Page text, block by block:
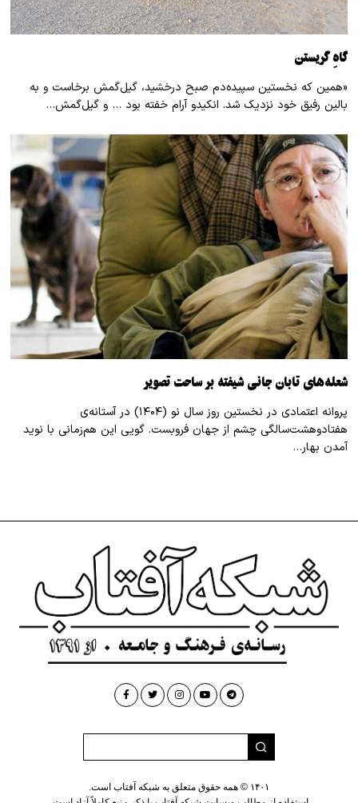
گاهِ گریستن
«همین که نخستین سپیده‌دم صبح درخشید، گیل‌گمش برخاست و به
بالین رفیق خود نزدیک شد. انکیدو آرام خفته بود … و گیل‌گمش…
شعله‌های تابان جانی شیفته بر ساحت تصویر
پروانه اعتمادی در نخستین روز سال نو (۱۴۰۴) در آستانه‌ی
هفتادوهشت‌سالگی چشم از جهان فروبست. گویی این هم‌زمانی با نوید
آمدن بهار…
۱۴۰۱ © همه حقوق متعلق به شبکه آفتاب است.